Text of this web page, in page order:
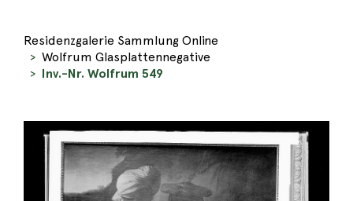
Residenzgalerie Sammlung Online
Wolfrum Glasplattennegative
Inv.-Nr. Wolfrum 549